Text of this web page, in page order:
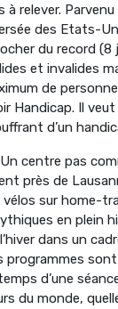
relever.
des Etats-
du record (8
et invalides
de
Handicap. Il
d’un
centre pas
près de
vélos sur home-
en plein
dans un
d’une
du monde,